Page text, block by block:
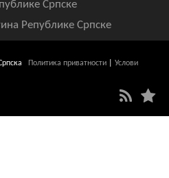
Српске
Републике Српске
Политика приватности
Услови